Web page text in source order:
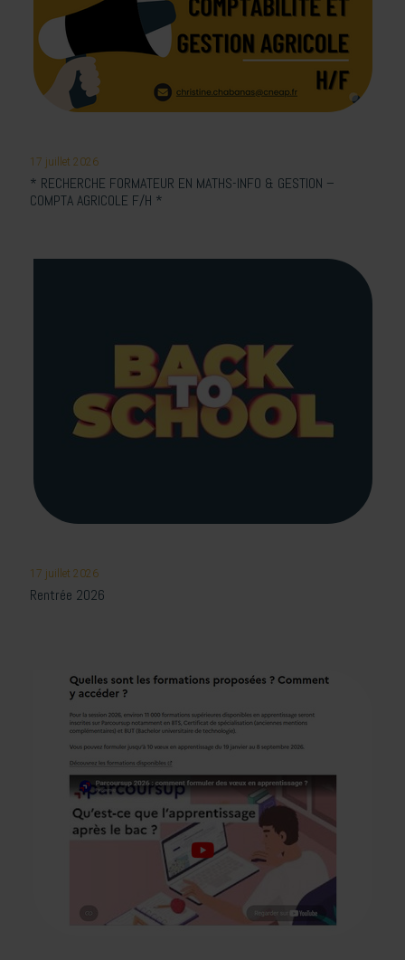
17 juillet 2026
* RECHERCHE FORMATEUR EN MATHS-INFO & GESTION –
COMPTA AGRICOLE F/H *
17 juillet 2026
Rentrée 2026